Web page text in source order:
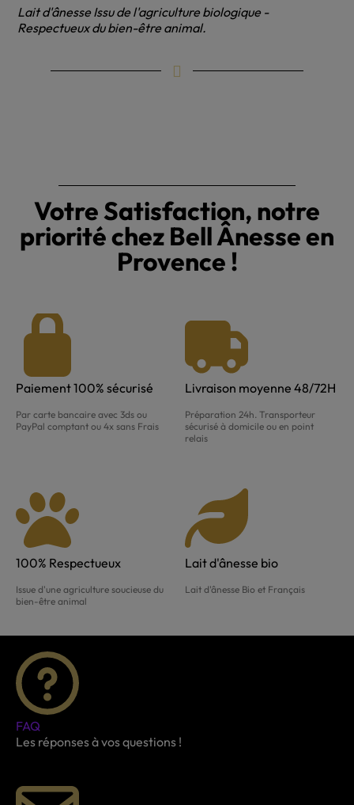
Lait d'ânesse Issu de l'agriculture biologique -
Respectueux du bien-être animal.
Votre Satisfaction, notre
priorité chez Bell Ânesse en
Provence !
Paiement 100% sécurisé
Par carte bancaire avec 3ds ou
PayPal comptant ou 4x sans Frais
Livraison moyenne 48/72H
Préparation 24h. Transporteur
sécurisé à domicile ou en point
relais
100% Respectueux
Issue d'une agriculture soucieuse du
bien-être animal
Lait d'ânesse bio
Lait d'ânesse Bio et Français
FAQ
Les réponses à vos questions !